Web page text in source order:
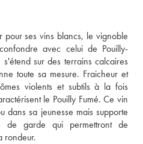
ses vins blancs, le vignoble
avec celui de Pouilly-
sur des terrains calcaires
toute sa mesure. Fraicheur et
violents et subtils à la fois
le Pouilly Fumé. Ce vin
dans sa jeunesse mais supporte
de garde qui permettront de
rondeur.